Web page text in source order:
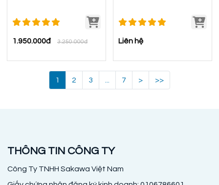
1.950.000đ 3.250.000đ Liên hệ
1 2 3 7 > >>
THÔNG TIN CÔNG TY
Công Ty TNHH Sakawa Việt Nam